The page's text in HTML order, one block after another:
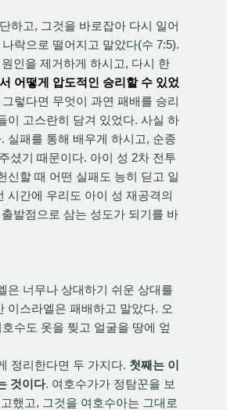
하고, 그것을 바로잡아 다시 일어
락으로 떨어지고 말았다(수 7:5).
인을 제거하게 하시고, 다시 한
어떻게 압도적인 승리할 수 있었
렇다면 무엇이 과연 패배를 승리
이 고스란히 담겨 있었다. 사실 하
실패를 통해 배우게 하시고, 순종
셨기 때문이다. 아이 성 2차 전투
신할 때 어떤 실패도 능히 딛고 일
시간에 우리도 아이 성 재공격의
발점으로 삼는 성도가 되기를 바
은 너무나 상대하기 쉬운 상대를
이스라엘은 패배하고 말았다. 오
수도 옷을 찢고 얼굴을 땅에 엎
정리한다면 두 가지다. 첫째는 이
것이다. 여호수가가 정탐꾼을 보
했고, 그것을 여호수아는 그대로